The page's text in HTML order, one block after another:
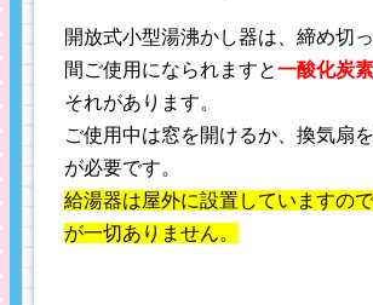
開放式小型湯沸かし器は、締め切
間ご使用になられますと一酸化炭
それがあります。
ご使用中は窓を開けるか、換気扇
が必要です。
給湯器は屋外に設置していますの
が一切ありません。